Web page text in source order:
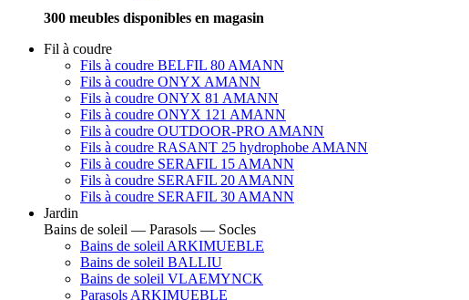
300 meubles disponibles en magasin
Fil à coudre
Fils à coudre BELFIL 80 AMANN
Fils à coudre ONYX AMANN
Fils à coudre ONYX 81 AMANN
Fils à coudre ONYX 121 AMANN
Fils à coudre OUTDOOR-PRO AMANN
Fils à coudre RASANT 25 hydrophobe AMANN
Fils à coudre SERAFIL 15 AMANN
Fils à coudre SERAFIL 20 AMANN
Fils à coudre SERAFIL 30 AMANN
Jardin
Bains de soleil — Parasols — Socles
Bains de soleil ARKIMUEBLE
Bains de soleil BALLIU
Bains de soleil VLAEMYNCK
Parasols ARKIMUEBLE